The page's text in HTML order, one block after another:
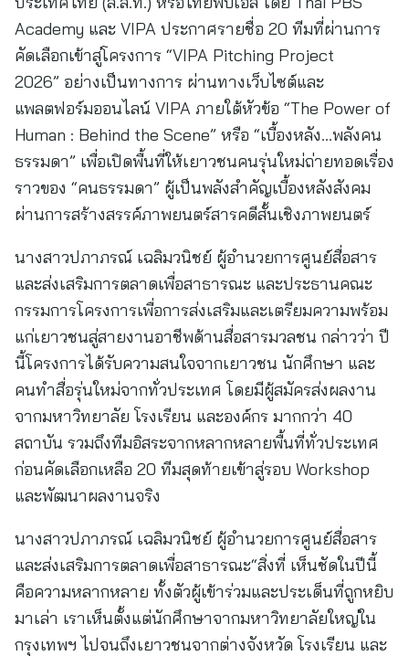
Academy และ VIPA ประกาศรายชื่อ 20 ทีมที่ผ่านการ
คัดเลือกเข้าสู่โครงการ “VIPA Pitching Project
2026” อย่างเป็นทางการ ผ่านทางเว็บไซต์และ
แพลตฟอร์มออนไลน์ VIPA ภายใต้หัวข้อ “The Power of
Human : Behind the Scene” หรือ “เบื้องหลัง…พลังคน
ธรรมดา” เพื่อเปิดพื้นที่ให้เยาวชนคนรุ่นใหม่ถ่ายทอดเรื่อง
ราวของ “คนธรรมดา” ผู้เป็นพลังสำคัญเบื้องหลังสังคม
ผ่านการสร้างสรรค์ภาพยนตร์สารคดีสั้นเชิงภาพยนตร์
นางสาวปภาภรณ์ เฉลิมวนิชย์ ผู้อำนวยการศูนย์สื่อสาร
และส่งเสริมการตลาดเพื่อสาธารณะ และประธานคณะ
กรรมการโครงการเพื่อการส่งเสริมและเตรียมความพร้อม
แก่เยาวชนสู่สายงานอาชีพด้านสื่อสารมวลชน กล่าวว่า ปี
นี้โครงการได้รับความสนใจจากเยาวชน นักศึกษา และ
คนทำสื่อรุ่นใหม่จากทั่วประเทศ โดยมีผู้สมัครส่งผลงาน
จากมหาวิทยาลัย โรงเรียน และองค์กร มากกว่า 40
สถาบัน รวมถึงทีมอิสระจากหลากหลายพื้นที่ทั่วประเทศ
ก่อนคัดเลือกเหลือ 20 ทีมสุดท้ายเข้าสู่รอบ Workshop
และพัฒนาผลงานจริง
นางสาวปภาภรณ์ เฉลิมวนิชย์ ผู้อำนวยการศูนย์สื่อสาร
และส่งเสริมการตลาดเพื่อสาธารณะ“สิ่งที่ เห็นชัดในปีนี้
คือความหลากหลาย ทั้งตัวผู้เข้าร่วมและประเด็นที่ถูกหยิบ
มาเล่า เราเห็นตั้งแต่นักศึกษาจากมหาวิทยาลัยใหญ่ใน
กรุงเทพฯ ไปจนถึงเยาวชนจากต่างจังหวัด โรงเรียน และ